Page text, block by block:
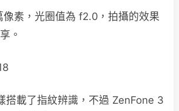
素，光圈值為 f2.0，拍攝的效果
。
搭載了指紋辨識，不過 ZenFone 3